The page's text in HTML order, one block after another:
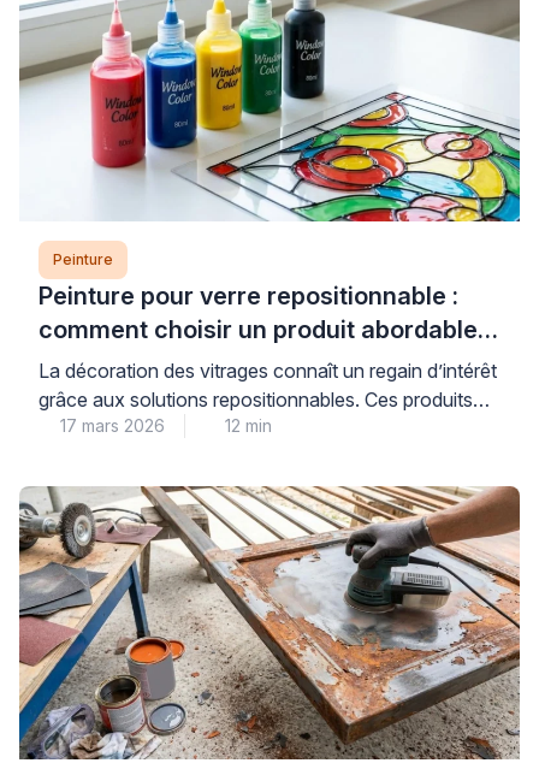
nécessaires aux supports métalliques, exposant ainsi
votre installation à l’écaillage et à la […]
Peinture
Peinture pour verre repositionnable :
comment choisir un produit abordable
et de qualité
La décoration des vitrages connaît un regain d’intérêt
grâce aux solutions repositionnables. Ces produits
permettent de personnaliser fenêtres et miroirs sans
recherchent des alternatives économiques aux
vitraux traditionnels. Les peintures pour verre offrent
cette flexibilité tout en préservant la luminosité
naturelle. Cependant, le choix du bon produit
nécessite une compréhension des […]
17 mars 2026 12 min